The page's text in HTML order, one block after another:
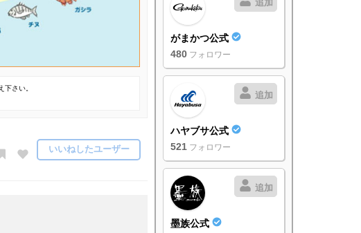
さい。
いいねしたユーザー
追加
がまかつ公式
480 フォロワー
追加
ハヤブサ公式
521 フォロワー
追加
墨族公式